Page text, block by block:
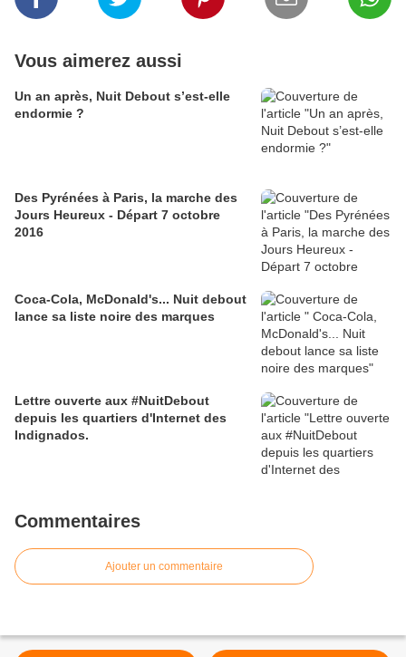
Vous aimerez aussi
Un an après, Nuit Debout s’est-elle
endormie ?
Des Pyrénées à Paris, la marche des
Jours Heureux - Départ 7 octobre
2016
Coca-Cola, McDonald's... Nuit debout
lance sa liste noire des marques
Lettre ouverte aux #NuitDebout
depuis les quartiers d'Internet des
Indignados.
Commentaires
Ajouter un commentaire